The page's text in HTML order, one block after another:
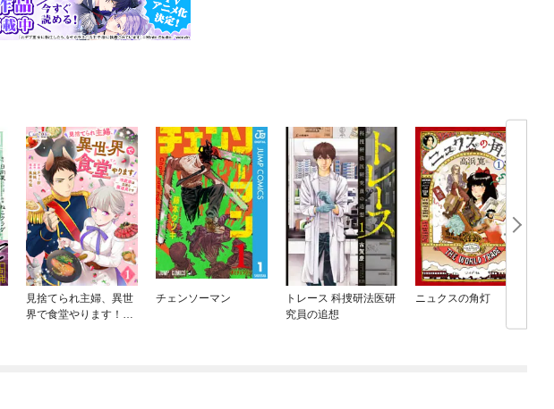
見捨てられ主婦、異世
界で食堂やります！～
チェンソーマン
トレース 科捜研法医研
究員の追想
ニュクスの角灯